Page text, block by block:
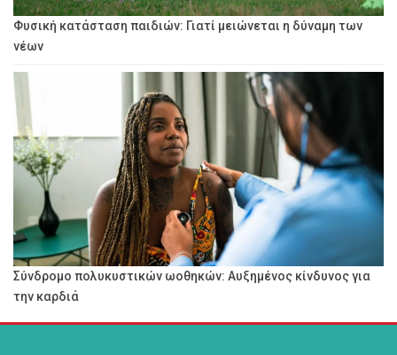
Φυσική κατάσταση παιδιών: Γιατί μειώνεται η δύναμη των
νέων
Σύνδρομο πολυκυστικών ωοθηκών: Αυξημένος κίνδυνος για
την καρδιά